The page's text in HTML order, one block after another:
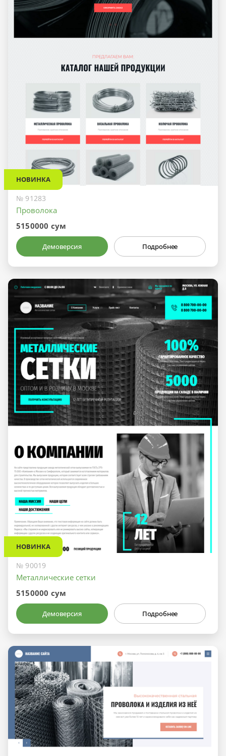
НОВИНКА
№ 91283
Проволока
5150000 сум
Демоверсия Подробнее
НОВИНКА
№ 90019
Металлические сетки
5150000 сум
Демоверсия Подробнее